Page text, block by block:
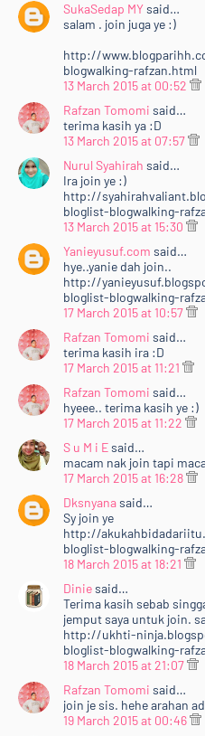
SukaSedap MYsaid…
salam . join juga ye :)
http://
blogwalking-rafzan.html
13 March 2015 at 00:52
Rafzan Tomomi said…
terima kasih ya :D
13 March 2015 at 07:57
Nurul Syahirah said…
Ira join ye :)
http://
bloglist-blogwalking-
13 March 2015 at 15:30
Yanieyusuf.com said…
hye..yanie dah join..
http://
bloglist-blogwalking-
17 March 2015 at 10:57
Rafzan Tomomi said…
terima kasih ira :D
17 March 2015 at 11:21
Rafzan Tomomi said…
hyeee.. terima kasih ye :)
17 March 2015 at 11:22
S u M i Esaid…
macam nak join tapi
17 March 2015 at 16:28
Dksnyanasaid…
Sy join ye
http://
bloglist-blogwalking-
18 March 2015 at 18:21
Diniesaid…
Terima kasih sebab
jemput saya untuk join.
http://ukhti-
bloglist-blogwalking-
18 March 2015 at 21:07
Rafzan Tomomi said…
join je sis. hehe arahan
19 March 2015 at 00:46